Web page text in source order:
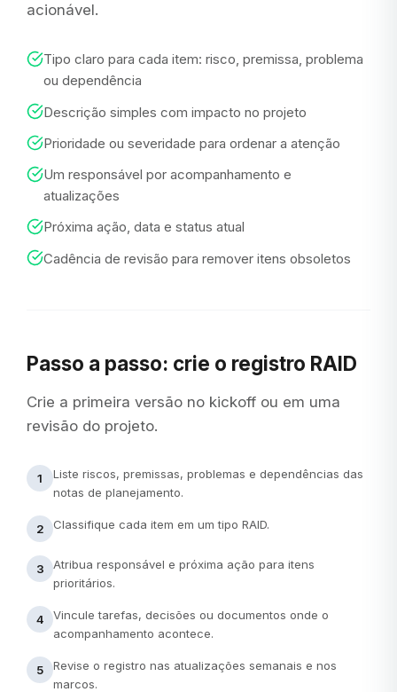
acionável.
Tipo claro para cada item: risco, premissa, problema
ou dependência
Descrição simples com impacto no projeto
Prioridade ou severidade para ordenar a atenção
Um responsável por acompanhamento e
atualizações
Próxima ação, data e status atual
Cadência de revisão para remover itens obsoletos
Passo a passo: crie o registro RAID
Crie a primeira versão no kickoff ou em uma
revisão do projeto.
1
Liste riscos, premissas, problemas e dependências das
notas de planejamento.
2 Classifique cada item em um tipo RAID.
3
Atribua responsável e próxima ação para itens
prioritários.
4
Vincule tarefas, decisões ou documentos onde o
acompanhamento acontece.
5
Revise o registro nas atualizações semanais e nos
marcos.